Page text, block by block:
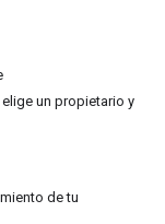
un propietario y
de tu